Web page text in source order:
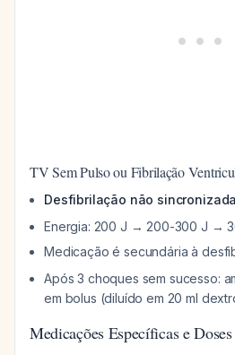
TV Sem Pulso ou Fibrilação
Desfibrilação não
Energia: 200 J → 200-300 J →
Medicação é secundária à
Após 3 choques sem sucesso:
em bolus (diluído em 20 ml
Medicações Específicas e Doses